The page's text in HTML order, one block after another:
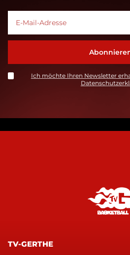
Ich möchte Ihren Newsletter
TV-GERTHE